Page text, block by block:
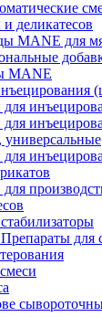
деликатесов
MANE для
MANE
универсальные
для